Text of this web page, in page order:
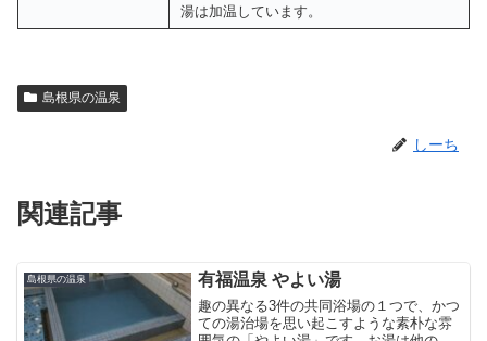
湯は加温しています。
島根県の温泉
しーち
関連記事
島根県の温泉 有福温泉 やよい湯
趣の異なる3件の共同浴場の１つで、かつ
ての湯治場を思い起こすような素朴な雰